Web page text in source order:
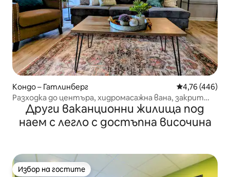
Кондо – Гатлинберг Средна
4,76 (446)
Разходка до центъра, хидромасажна вана, закрит
басейн с подгряване
Други ваканционни жилища под
наем с легло с достъпна височина
Избор на гостите
Избор на гостите